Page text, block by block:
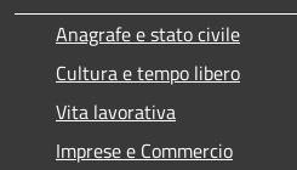
Anagrafe e stato civile
Cultura e tempo libero
Vita lavorativa
Imprese e Commercio